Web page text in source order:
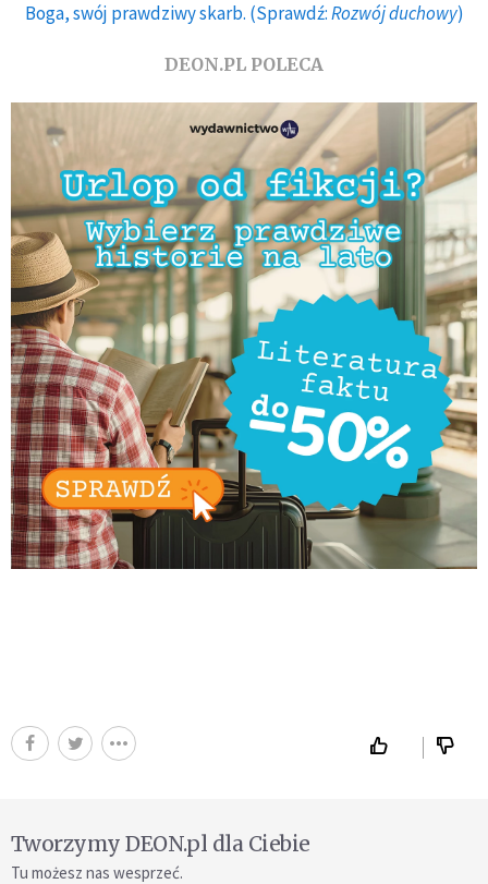
Boga, swój prawdziwy skarb. (Sprawdź:Rozwój duchowy)
DEON.PL POLECA
Tworzymy DEON.pl dla Ciebie
Tu możesz nas wesprzeć.